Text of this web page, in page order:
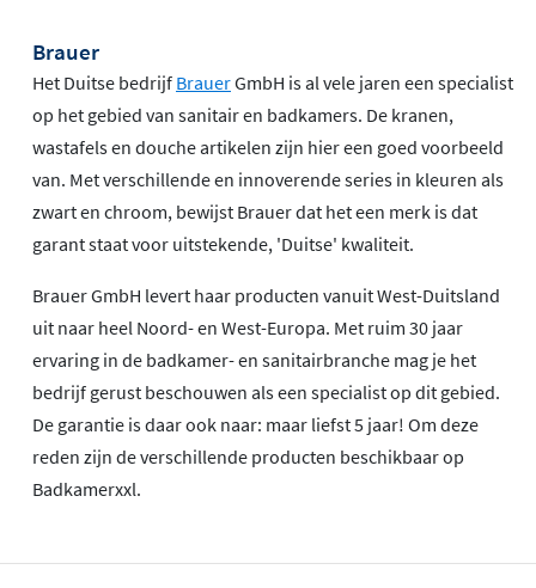
Brauer
Het Duitse bedrijf BrauerGmbH is al vele jaren een specialist
op het gebied van sanitair en badkamers. De kranen,
wastafels en douche artikelen zijn hier een goed voorbeeld
van. Met verschillende en innoverende series in kleuren als
zwart en chroom, bewijst Brauer dat het een merk is dat
garant staat voor uitstekende, 'Duitse' kwaliteit.
Brauer GmbH levert haar producten vanuit West-Duitsland
uit naar heel Noord- en West-Europa. Met ruim 30 jaar
ervaring in de badkamer- en sanitairbranche mag je het
bedrijf gerust beschouwen als een specialist op dit gebied.
De garantie is daar ook naar: maar liefst 5 jaar! Om deze
reden zijn de verschillende producten beschikbaar op
Badkamerxxl.